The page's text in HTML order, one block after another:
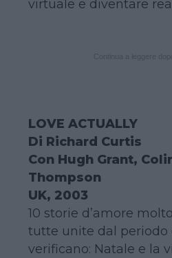
virtuale e diventare
LOVE ACTUALLY
Di Richard Curtis
Con Hugh Grant,
Thompson
UK, 2003
10 storie d’amore
tutte unite dal periodo
verificano: Natale e la